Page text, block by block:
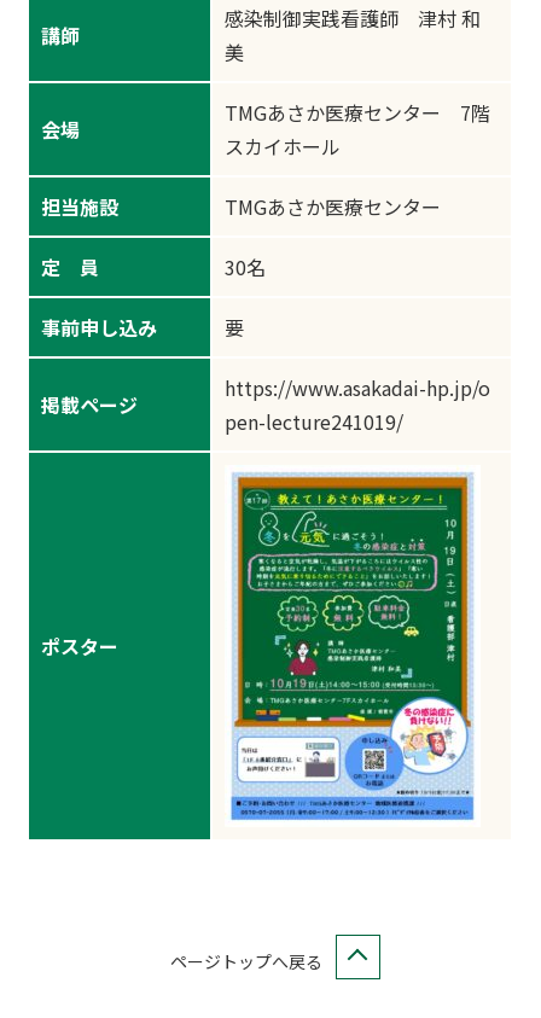
講師
感染制御実践看護師 津村 和
美
会場
TMGあさか医療センター 7階
スカイホール
担当施設 TMGあさか医療センター
定 員 30名
事前申し込み 要
掲載ページ
https://www.asakadai-hp.jp/o
pen-lecture241019/
ポスター
ページトップへ戻る